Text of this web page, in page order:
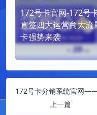
172号卡官网-172号
直签四大运营商大流
卡强势来袭
上一篇